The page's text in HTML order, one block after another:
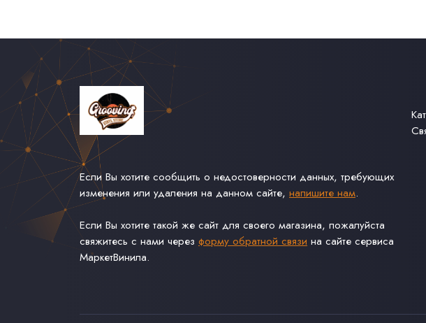
Если Вы хотите сообщить о недостоверности данных, требующих
изменения или удаления на данном сайте, напишите нам.
Если Вы хотите такой же сайт для своего магазина, пожалуйста
свяжитесь с нами через форму обратной связи на сайте сервиса
МаркетВинила.